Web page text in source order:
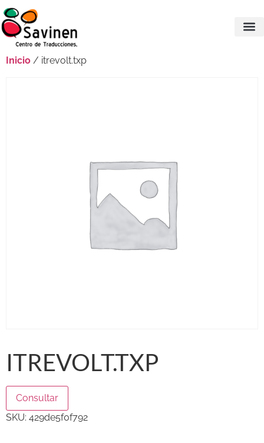
Inicio / itrevolt.txp
ITREVOLT.TXP
Consultar
SKU: 429de5f0f792